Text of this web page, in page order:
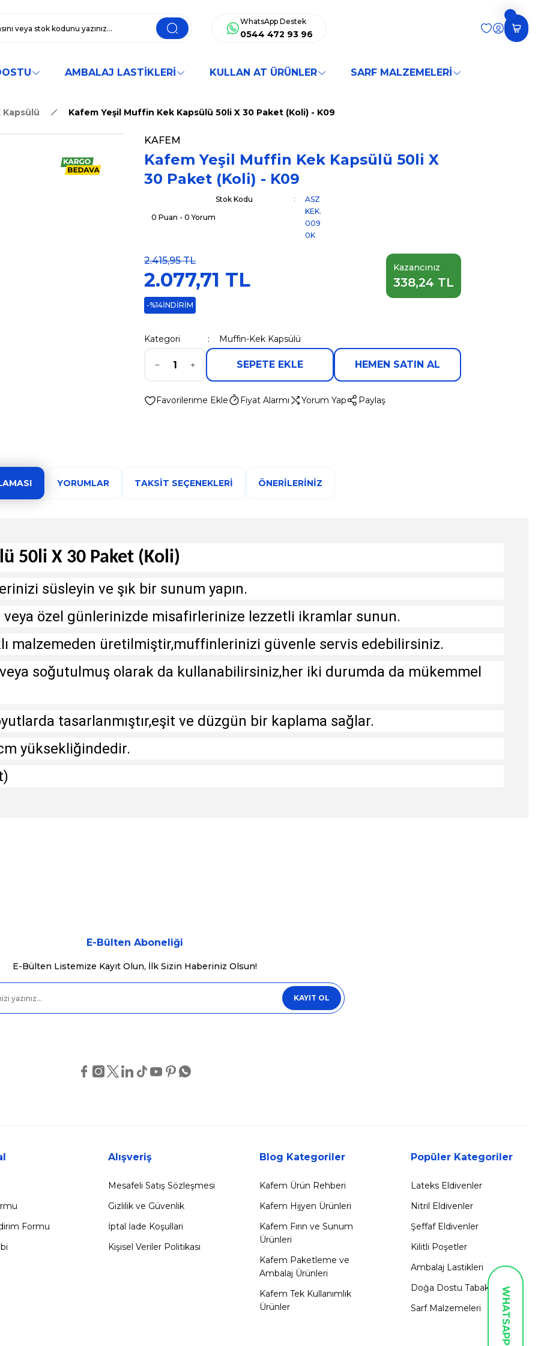
WhatsApp Destek
0544 472 93 96
AMBALAJ LASTİKLERİ KULLAN AT ÜRÜNLER SARF MALZEMELERİ
Kafem Yeşil Muffin Kek Kapsülü 50li X 30 Paket (Koli) - K09
KAFEM
Kafem Yeşil Muffin Kek Kapsülü 50li X
30 Paket (Koli) - K09
0 Puan - 0 Yorum
Stok Kodu
ASZ
KEK.
009
0K
2.415,95 TL
2.077,71 TL
-%14İNDİRİM
Kazancınız
338,24 TL
Kategori Muffin-Kek Kapsülü
SEPETE EKLE HEMEN SATIN AL
Fiyat Alarmı Yorum Yap Paylaş
YORUMLAR TAKSIT SEÇENEKLERI ÖNERILERINIZ
50li X 30 Paket (Koli)
süsleyin ve şık bir sunum yapın.
özel günlerinizde misafirlerinize lezzetli ikramlar sunun.
malzemeden üretilmiştir,muffinlerinizi güvenle servis edebilirsiniz.
soğutulmuş olarak da kullanabilirsiniz,her iki durumda da mükemmel
tasarlanmıştır,eşit ve düzgün bir kaplama sağlar.
yüksekliğindedir.
E-Bülten Aboneliği
E-Bülten Listemize Kayıt Olun, İlk Sizin Haberiniz Olsun!
KAYIT OL
Formu
Alışveriş
Mesafeli Satış Sözleşmesi
Gizlilik ve Güvenlik
İptal İade Koşullari
Kişisel Veriler Politikası
Blog Kategoriler
Kafem Ürün Rehberi
Kafem Hijyen Ürünleri
Kafem Fırın ve Sunum
Ürünleri
Kafem Paketleme ve
Ambalaj Ürünleri
Kafem Tek Kullanımlık
Ürünler
Popüler Kategoriler
Lateks Eldivenler
Nitril Eldivenler
Şeffaf Eldivenler
Kilitli Poşetler
Ambalaj Lastikleri
Doğa Dostu Tabaklar
Sarf Malzemeleri